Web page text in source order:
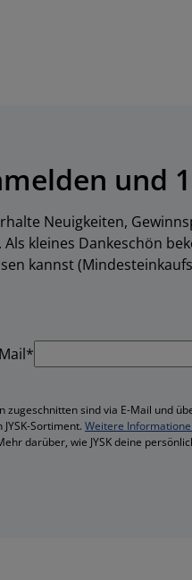
und
Neuigkeiten,
kleines Dankeschön
kannst
sind via E-Mail und
Sortiment. Weitere
darüber, wie JYSK deine